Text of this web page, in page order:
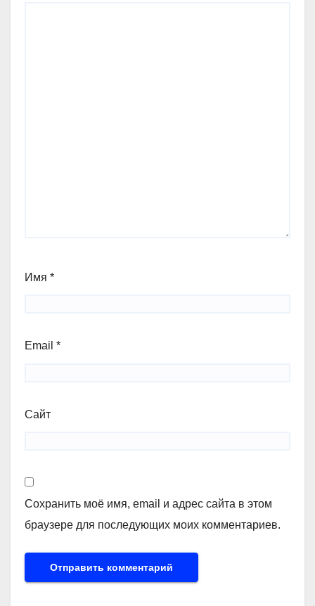
Имя *
Email *
Сайт
Сохранить моё имя, email и адрес сайта в этом
браузере для последующих моих комментариев.